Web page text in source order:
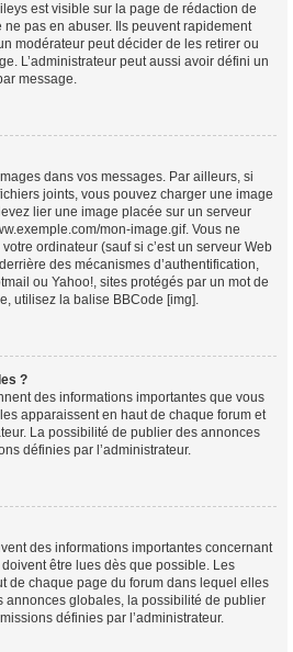
est visible sur la page de rédaction de
pas en abuser. Ils peuvent rapidement
modérateur peut décider de les retirer ou
L’administrateur peut aussi avoir défini un
message.
dans vos messages. Par ailleurs, si
joints, vous pouvez charger une image
lier une image placée sur un serveur
mon-image.gif. Vous ne
ordinateur (sauf si c’est un serveur Web
des mécanismes d’authentification,
ou Yahoo!, sites protégés par un mot de
utilisez la balise BBCode [img].
?
des informations importantes que vous
apparaissent en haut de chaque forum et
La possibilité de publier des annonces
définies par l’administrateur.
des informations importantes concernant
être lues dès que possible. Les
de chaque page du forum dans lequel elles
annonces globales, la possibilité de publier
définies par l’administrateur.